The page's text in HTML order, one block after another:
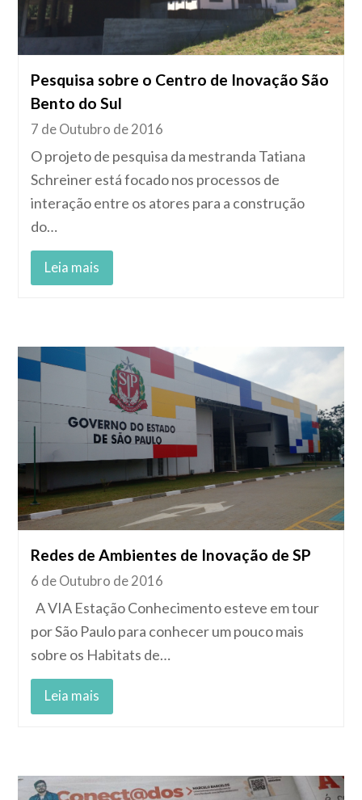
Pesquisa sobre o Centro de Inovação São
Bento do Sul
7 de Outubro de 2016
O projeto de pesquisa da mestranda Tatiana
Schreiner está focado nos processos de
interação entre os atores para a construção
do…
Leia mais
Redes de Ambientes de Inovação de SP
6 de Outubro de 2016
A VIA Estação Conhecimento esteve em tour
por São Paulo para conhecer um pouco mais
sobre os Habitats de…
Leia mais